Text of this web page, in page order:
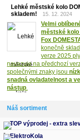
Lehké městské kolo
skladem!
15. 12. 2024
Velmi
městské kolo
Fox
konečně
verze 2025
navazuje na předchozí
společnými znaky jsou
snadná ovladatelnost a
nástup.
Náš sortiment
TOP výprodej - extra
ElektroKola